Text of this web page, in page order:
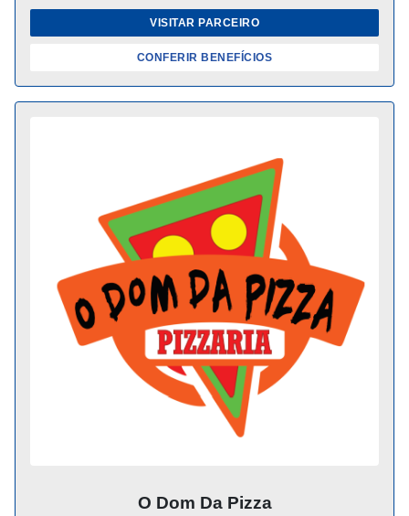
VISITAR PARCEIRO
CONFERIR BENEFÍCIOS
O Dom Da Pizza